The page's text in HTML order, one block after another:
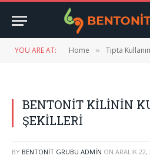
YOU ARE AT: Home » Tıpta
BENTONİT KİLİNİN
ŞEKİLLERİ
BY BENTONIT GRUBU ADMIN ON ARALIK 22,